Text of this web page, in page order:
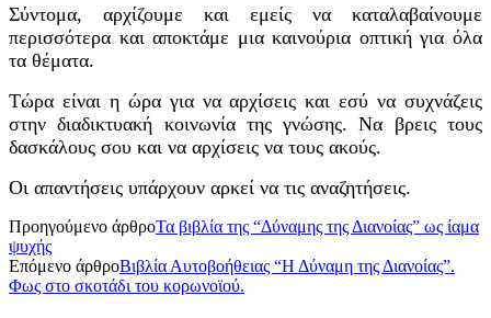
Σύντομα, αρχίζουμε και εμείς να καταλαβαίνουμε
περισσότερα και αποκτάμε μια καινούρια οπτικήγιαόλα
τα θέματα.
Τώρα είναι η ώρα για να αρχίσεις και εσύ να συχνάζεις
στην διαδικτυακή κοινωνία της γνώσης. Να βρεις τους
δασκάλους σου και να αρχίσεις να τους ακούς.
Οι απαντήσεις υπάρχουν αρκεί να τις αναζητήσεις.
Προηγούμενο άρθροΤα βιβλία της “Δύναμης της Διανοίας” ως ίαμα
ψυχής
Επόμενο άρθροΒιβλία Αυτοβοήθειας “Η Δύναμη της Διανοίας”.
Φως στο σκοτάδι του κορωνοϊού.